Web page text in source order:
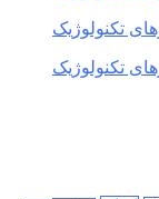
تکنولوژیک
تکنولوژیک